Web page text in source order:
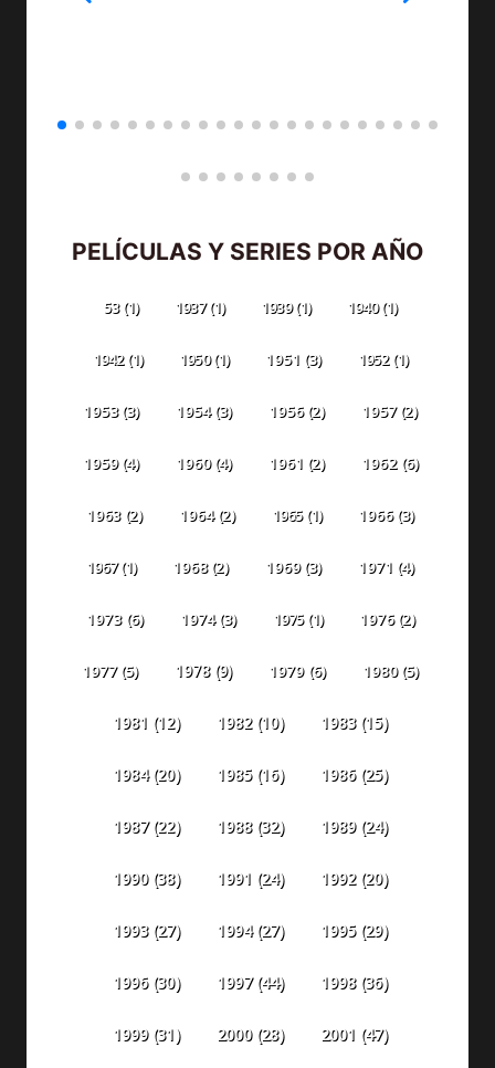
PELÍCULAS Y SERIES POR AÑO
53(1) 1937(1) 1939(1) 1940(1)
1942(1) 1950(1) 1951 (3) 1952(1)
1953(3) 1954(3) 1956(2) 1957(2)
1959(4) 1960(4) 1961 (2) 1962(6)
1963 (2) 1964(2) 1965(1) 1966(3)
1967(1) 1968(2) 1969(3) 1971 (4)
1973(6) 1974(3) 1975(1) 1976(2)
1977(5) 1978(9) 1979(6) 1980(5)
1981 (12) 1982(10) 1983(15)
1984(20) 1985(16) 1986(25)
1987(22) 1988(32) 1989(24)
1990(38) 1991 (24) 1992(20)
1993(27) 1994(27) 1995(29)
1996(30) 1997(44) 1998(36)
1999(31) 2000(28) 2001 (47)